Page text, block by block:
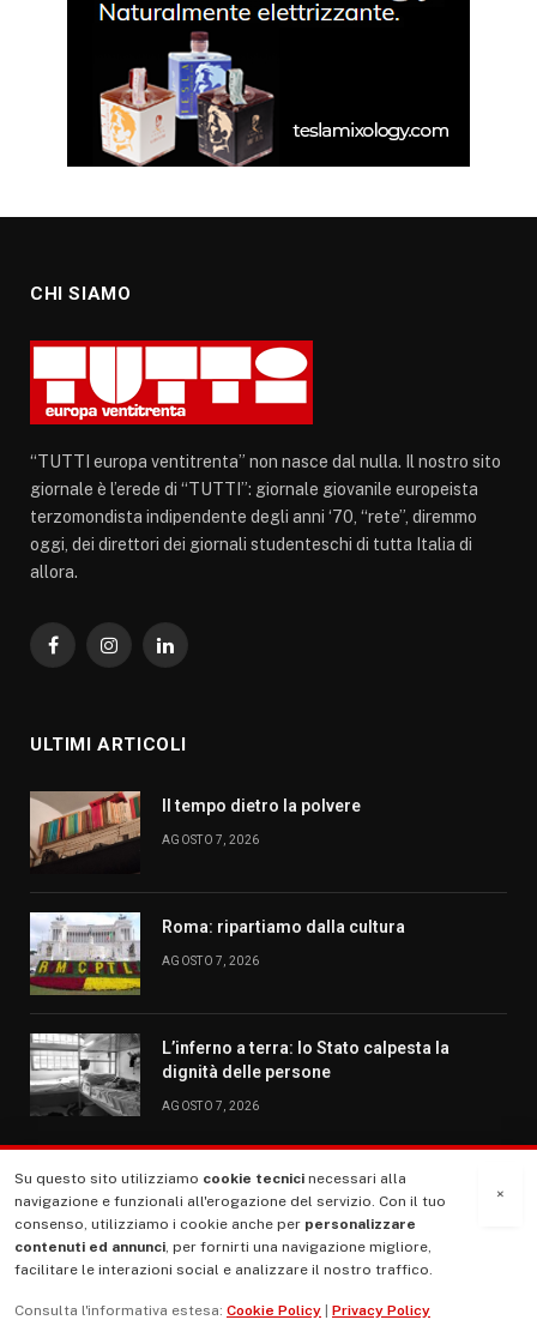
CHI SIAMO
“TUTTI europa ventitrenta” non nasce dal nulla. Il nostro sito
giornale è l’erede di “TUTTI”: giornale giovanile europeista
terzomondista indipendente degli anni ‘70, “rete”, diremmo
oggi, dei direttori dei giornali studenteschi di tutta Italia di
allora.
FacebookInstagramLinkedIn
ULTIMI ARTICOLI
Il tempo dietro la polvere
AGOSTO 7, 2026
Roma: ripartiamo dalla cultura
AGOSTO 7, 2026
L’inferno a terra: lo Stato calpesta la
dignità delle persone
AGOSTO 7, 2026
MENU
La Nostra Storia
×
Su questo sito utilizziamo cookie tecnici necessari alla
navigazione e funzionali all'erogazione del servizio. Con il tuo
consenso, utilizziamo i cookie anche per personalizzare
contenuti ed annunci, per fornirti una navigazione migliore,
facilitare le interazioni social e analizzare il nostro traffico.
Consulta l'informativa estesa: Cookie Policy Privacy Policy